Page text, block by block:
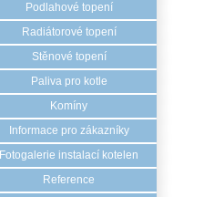
Podlahové topení
Radiátorové topení
Stěnové topení
Paliva pro kotle
Komíny
Informace pro zákazníky
Fotogalerie instalací kotelen
Reference